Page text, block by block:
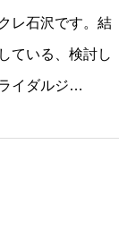
レ石沢です。結
ている、検討し
イダルジ…